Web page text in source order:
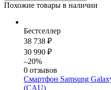
Похожие товары в наличии
Бестселлер
38 738 ₽
30 990 ₽
–20%
0 отзывов
Смартфон Samsung
(CAU)